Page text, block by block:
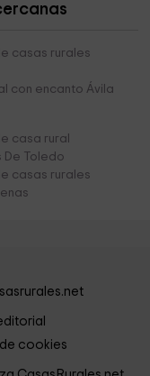
casas rurales
con encanto Ávila
casa rural
De Toledo
casas rurales
cookies